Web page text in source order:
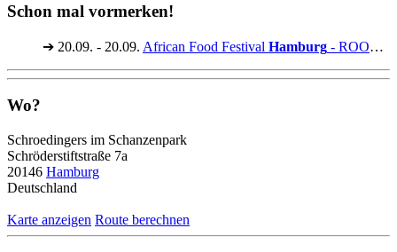
Schon mal vormerken!
➔ 20.09. - 20.09. African Food Festival Hamburg - ROOTS in the park
Wo?
Schroedingers im Schanzenpark
Schröderstiftstraße 7a
20146 Hamburg
Deutschland
Karte anzeigen Route berechnen